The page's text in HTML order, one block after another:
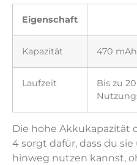
Eigenschaft
Kapazität 470 mAh
Laufzeit
Bis zu
Die hohe Akkukapazität
4 sorgt dafür, dass du
hinweg nutzen kannst,